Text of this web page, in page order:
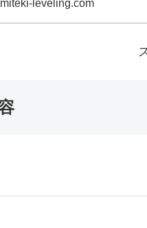
leveling.com